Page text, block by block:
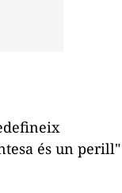
és un perill"